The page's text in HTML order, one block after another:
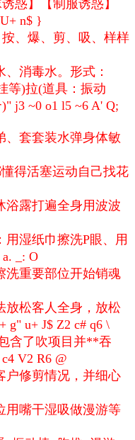
惑】【制服诱惑】
n$ }
、爆、剪、吸、样样
消毒水。形式：
等)拉(道具：振动
" j3 ~0 o1 l5 ~6 A' Q;
、套套装水弹身体敏
得活塞运动自己找花
浴露打遍全身用波波
湿纸巾擦洗P眼、用
_: O
洗重要部位开始销魂
放松客人全身，放松
g" u+ J$ Z2 c# q6 \
含了吹项目并**吞
V2 R6 @
户修剪情况，并细心
用嘴干湿吸做漫游等